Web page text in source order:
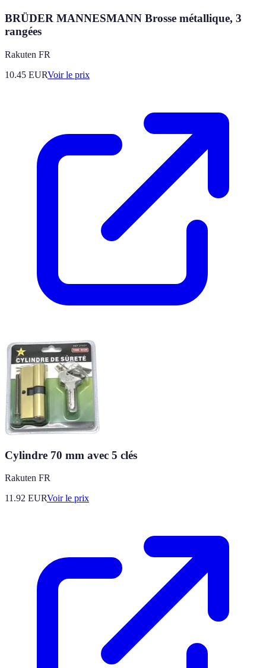
BRÜDER MANNESMANN Brosse métallique, 3
rangées
Rakuten FR
10.45 EURVoir le prix
Cylindre 70 mm avec 5 clés
Rakuten FR
11.92 EURVoir le prix